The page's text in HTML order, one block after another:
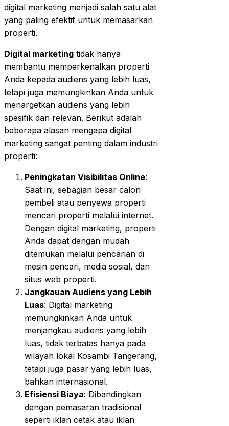
digital marketing menjadi salah satu alat
yang paling efektif untuk memasarkan
properti.
Digital marketing tidak hanya
membantu memperkenalkan properti
Anda kepada audiens yang lebih luas,
tetapi juga memungkinkan Anda untuk
menargetkan audiens yang lebih
spesifik dan relevan. Berikut adalah
beberapa alasan mengapa digital
marketing sangat penting dalam industri
properti:
Peningkatan Visibilitas Online:
Saat ini, sebagian besar calon
pembeli atau penyewa properti
mencari properti melalui internet.
Dengan digital marketing, properti
Anda dapat dengan mudah
ditemukan melalui pencarian di
mesin pencari, media sosial, dan
situs web properti.
Jangkauan Audiens yang Lebih
Luas: Digital marketing
memungkinkan Anda untuk
menjangkau audiens yang lebih
luas, tidak terbatas hanya pada
wilayah lokal Kosambi Tangerang,
tetapi juga pasar yang lebih luas,
bahkan internasional.
Efisiensi Biaya: Dibandingkan
dengan pemasaran tradisional
seperti iklan cetak atau iklan